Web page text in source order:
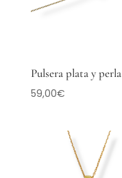
Pulsera plata y perla
59,00€